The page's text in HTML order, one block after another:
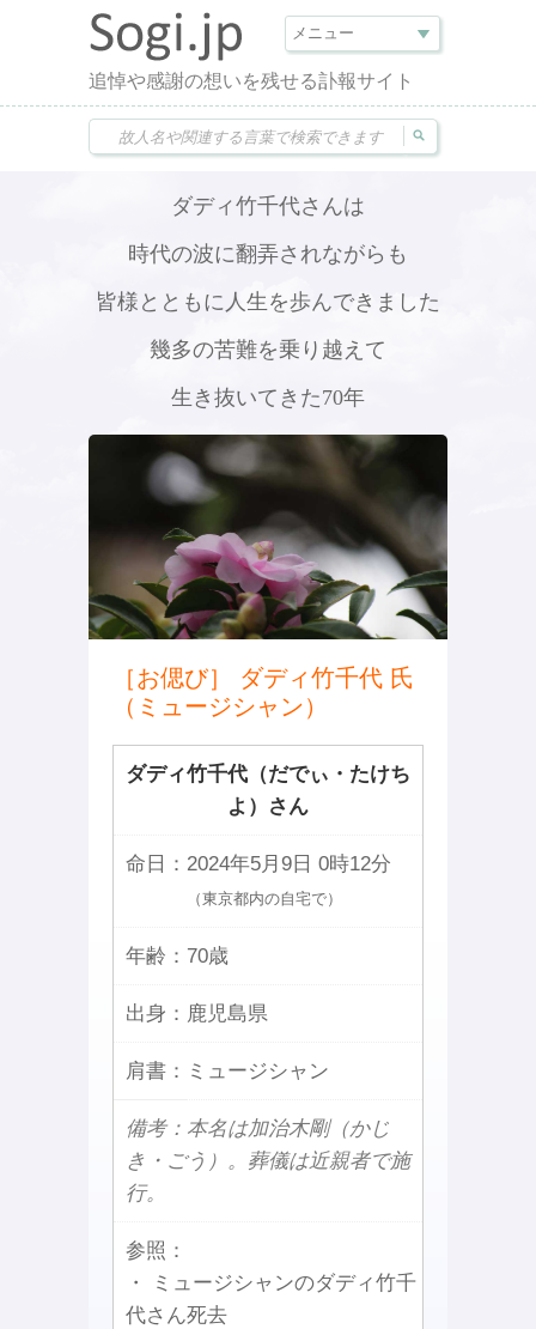
追悼や感謝の想いを残せる訃報サイト
ダディ竹千代さんは
時代の波に翻弄されながらも
皆様とともに人生を歩んできました
幾多の苦難を乗り越えて
生き抜いてきた70年
［お偲び］ ダディ竹千代 氏
（ミュージシャン）
ダディ竹千代（だでぃ・たけち
よ）さん
命日： 2024年5月9日 0時12分
（東京都内の自宅で）
年齢： 70歳
出身： 鹿児島県
肩書： ミュージシャン
備考：本名は加治木剛（かじ
き・ごう）。葬儀は近親者で施
行。
参照：
・ ミュージシャンのダディ竹千
代さん死去